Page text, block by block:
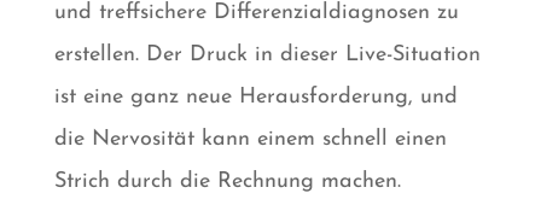
und treffsichere Differenzialdiagnosen zu
erstellen. Der Druck in dieser Live-Situation
ist eine ganz neue Herausforderung, und
die Nervosität kann einem schnell einen
Strich durch die Rechnung machen.